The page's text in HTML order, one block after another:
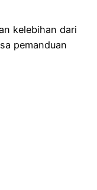
kelebihan dari
pemanduan